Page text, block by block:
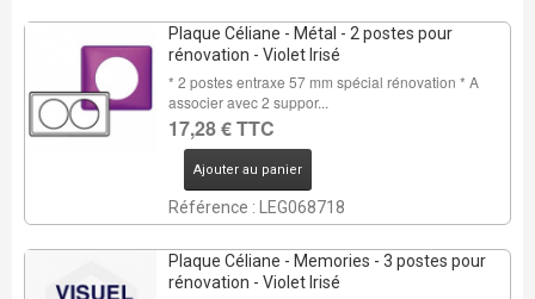
Plaque Céliane - Métal - 2 postes pour
rénovation - Violet Irisé
* 2 postes entraxe 57 mm spécial rénovation * A
associer avec 2 suppor...
17,28 € TTC
Ajouter au panier
Référence : LEG068718
Plaque Céliane - Memories - 3 postes pour
rénovation - Violet Irisé